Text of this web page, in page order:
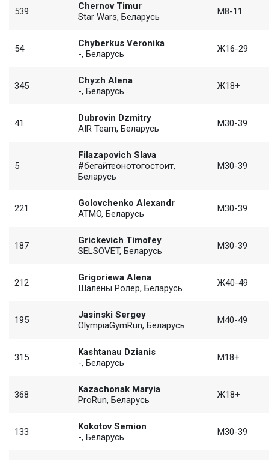
539
Chernov Timur
Star Wars, Беларусь
М8-11
54
Chyberkus Veronika
-, Беларусь
Ж16-29
345
Chyzh Alena
-, Беларусь
Ж18+
41
Dubrovin Dzmitry
AIR Team, Беларусь
М30-39
5
Filazapovich Slava
#бегайтеонотогостоит,
Беларусь
М30-39
221
Golovchenko Alexandr
ATMO, Беларусь
М30-39
187
Grickevich Timofey
SELSOVET, Беларусь
М30-39
212
Grigoriewa Alena
Шалёны Ролер, Беларусь
Ж40-49
195
Jasinski Sergey
OlympiaGymRun, Беларусь
М40-49
315
Kashtanau Dzianis
-, Беларусь
М18+
368
Kazachonak Maryia
ProRun, Беларусь
Ж18+
133
Kokotov Semion
-, Беларусь
М30-39